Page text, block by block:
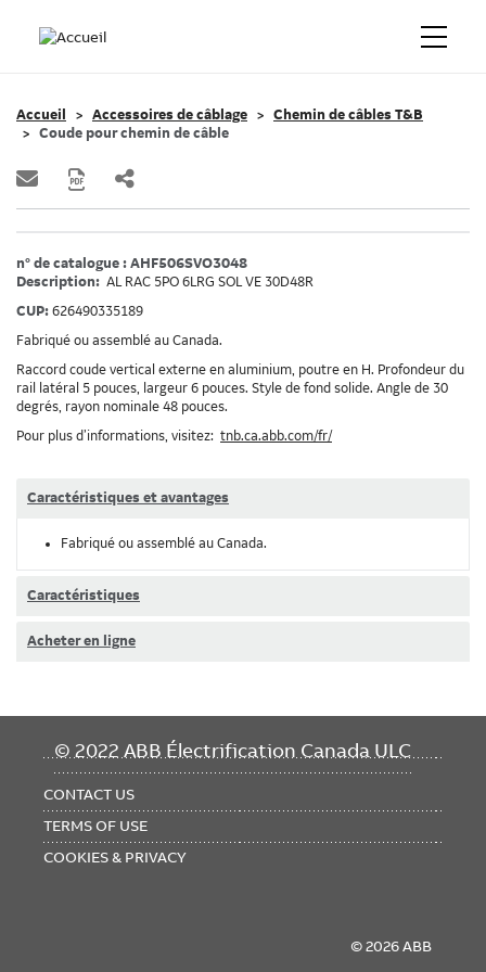
Accueil Accessoires de câblage
Chemin de câbles T&B
Coude pour chemin de câble
n° de catalogue : AHF506SVO3048
Description: AL RAC 5PO 6LRG SOL VE 30D48R
CUP: 626490335189
Fabriqué ou assemblé au Canada.
Raccord coude vertical externe en aluminium, poutre en H. Profondeur du
rail latéral 5 pouces, largeur 6 pouces. Style de fond solide. Angle de 30
degrés, rayon nominale 48 pouces.
Pour plus d’informations, visitez: tnb.ca.abb.com/fr/
Caractéristiques et avantages
Fabriqué ou assemblé au Canada.
Caractéristiques
Acheter en ligne
© 2022 ABB Électrification Canada ULC
FOOTER
CONTACT US
TERMS OF USE
COOKIES & PRIVACY
© 2026 ABB